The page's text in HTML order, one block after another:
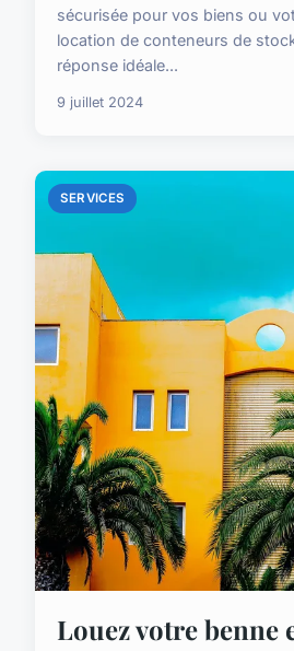
sécurisée pour vos biens ou
location de conteneurs de
réponse idéale...
9 juillet 2024
SERVICES
Louez votre benne